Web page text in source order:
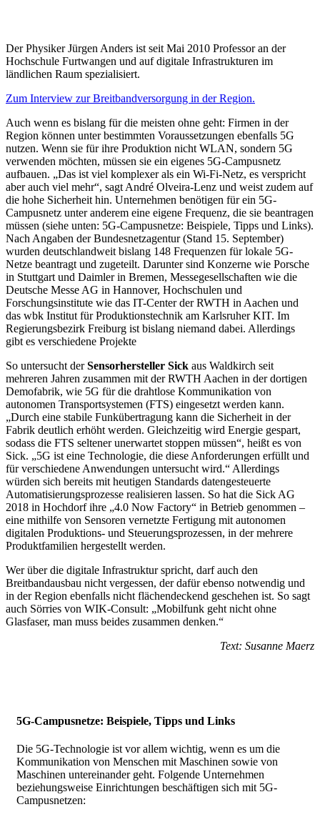
Der Physiker Jürgen Anders ist seit Mai 2010 Professor an der
Hochschule Furtwangen und auf digitale Infrastrukturen im
ländlichen Raum spezialisiert.
Zum Interview zur Breitbandversorgung in der Region.
Auch wenn es bislang für die meisten ohne geht: Firmen in der
Region können unter bestimmten Voraussetzungen ebenfalls 5G
nutzen. Wenn sie für ihre Produktion nicht WLAN, sondern 5G
verwenden möchten, müssen sie ein eigenes 5G-Campusnetz
aufbauen. „Das ist viel komplexer als ein ­Wi-Fi-Netz, es verspricht
aber auch viel mehr“, sagt André Olveira-Lenz und weist zudem auf
die hohe Sicherheit hin. Unternehmen benötigen für ein 5G-
Campusnetz unter anderem eine eigene Frequenz, die sie beantragen
müssen (siehe unten: 5G-Campusnetze: Beispiele, Tipps und Links).
Nach Angaben der Bundesnetzagentur (Stand 15. September)
wurden deutschlandweit bislang 148 Frequenzen für lokale 5G-
Netze beantragt und zugeteilt. Darunter sind Konzerne wie Porsche
in Stuttgart und Daimler in Bremen, Messegesellschaften wie die
Deutsche Messe AG in Hannover, Hochschulen und
Forschungsinstitute wie das IT-Center der RWTH in Aachen und
das wbk Institut für Produktionstechnik am Karlsruher KIT. Im
Regierungsbezirk Freiburg ist bislang niemand dabei. Allerdings
gibt es verschiedene Projekte
So untersucht derSensorhersteller Sick aus Waldkirch seit
mehreren Jahren zusammen mit der RWTH Aachen in der dortigen
Demofabrik, wie 5G für die drahtlose Kommunikation von
autonomen Transportsystemen (FTS) eingesetzt werden kann.
„Durch eine stabile Funkübertragung kann die Sicherheit in der
Fabrik deutlich erhöht werden. Gleichzeitig wird Energie gespart,
sodass die FTS seltener unerwartet stoppen müssen“, heißt es von
Sick. „5G ist eine Technologie, die diese Anforderungen erfüllt und
für verschiedene Anwendungen untersucht wird.“ Allerdings
würden sich bereits mit heutigen Standards datengesteuerte
Automatisierungsprozesse realisieren lassen. So hat die Sick AG
2018 in Hochdorf ihre „4.0 Now Factory“ in Betrieb genommen –
eine mithilfe von Sensoren vernetzte Fertigung mit autonomen
digitalen Produktions- und Steuerungsprozessen, in der mehrere
Produktfamilien hergestellt werden.
Wer über die digitale Infrastruktur spricht, darf auch den
Breitbandausbau nicht vergessen, der dafür ebenso notwendig und
in der Region ebenfalls nicht flächendeckend geschehen ist. So sagt
auch Sörries von WIK-Consult: „Mobilfunk geht nicht ohne
Glasfaser, man muss beides zusammen denken.“
Text: Susanne Maerz
5G-Campusnetze: Beispiele, Tipps und Links
Die 5G-Technologie ist vor allem wichtig, wenn es um die
Kommunikation von Menschen mit Maschinen sowie von
Maschinen untereinander geht. Folgende Unternehmen
beziehungsweise Einrichtungen beschäftigen sich mit 5G-
Campusnetzen: